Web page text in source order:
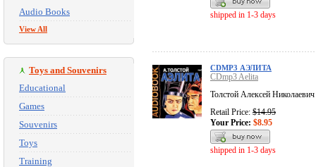
Audio Books
View All
Toys and Souvenirs
Educational
Games
Souvenirs
Toys
Training
shipped in 1-3 days
CDMP3 АЭЛИТА
CDmp3 Aelita
Толстой Алексей Николаевич
Retail Price: $14.95
Your Price: $8.95
shipped in 1-3 days